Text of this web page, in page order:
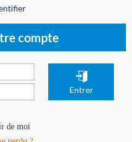
compte
de moi